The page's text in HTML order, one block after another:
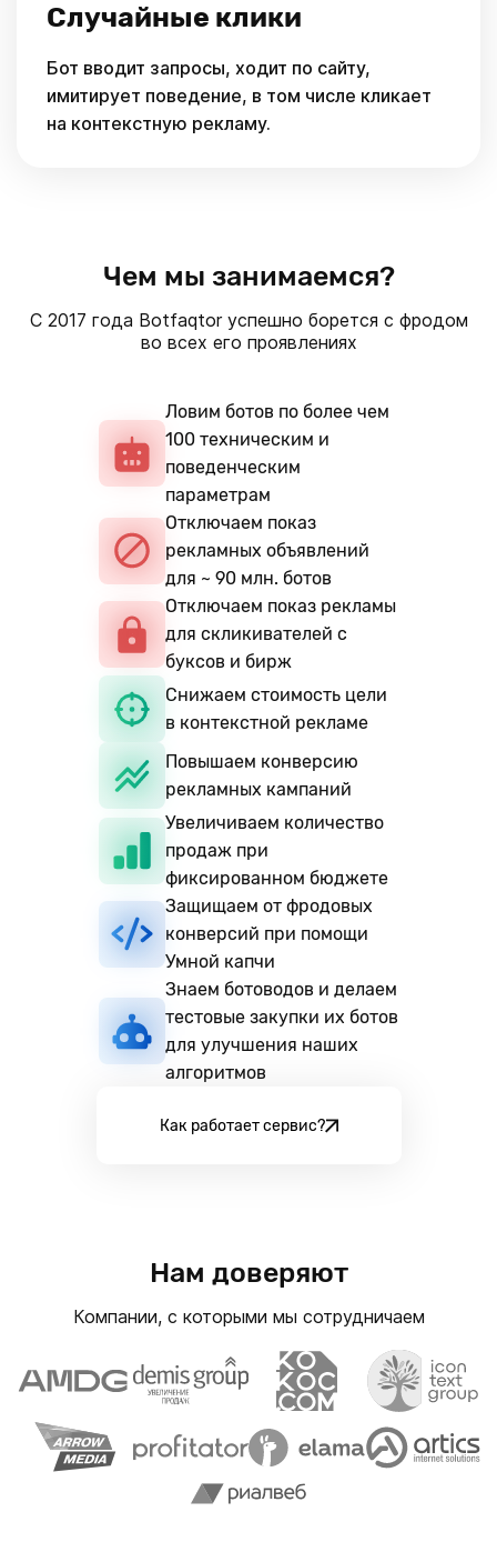
Случайные клики
Бот вводит запросы, ходит по сайту,
имитирует поведение, в том числе кликает
на контекстную рекламу.
Чем мы занимаемся?
С 2017 года Botfaqtor успешно борется с фродом
во всех его проявлениях
Ловим ботов по более чем
100 техническим и
поведенческим
параметрам
Отключаем показ
рекламных объявлений
для ~ 90 млн. ботов
Отключаем показ рекламы
для скликивателей с
буксов и бирж
Снижаем стоимость цели
в контекстной рекламе
Повышаем конверсию
рекламных кампаний
Увеличиваем количество
продаж при
фиксированном бюджете
Защищаем от фродовых
конверсий при помощи
Умной капчи
Знаем ботоводов и делаем
тестовые закупки их ботов
для улучшения наших
алгоритмов
Как работает сервис?
Нам доверяют
Компании, с которыми мы сотрудничаем